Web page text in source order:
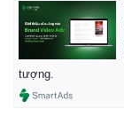
tượng.